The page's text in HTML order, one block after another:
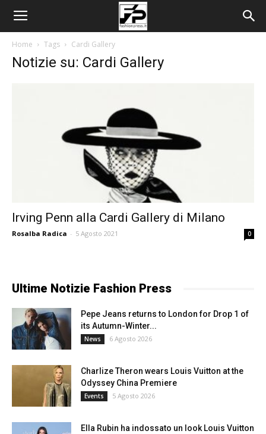
Home Tags Cardi Gallery
Notizie su: Cardi Gallery
Irving Penn alla Cardi Gallery di Milano
Rosalba Radica - 5 Agosto 2021 0
Ultime Notizie Fashion Press
Pepe Jeans returns to London for Drop 1 of
its Autumn-Winter...
News 6 Agosto 2026
Charlize Theron wears Louis Vuitton at the
Odyssey China Premiere
Events 5 Agosto 2026
Ella Rubin ha indossato un look Louis Vuitton